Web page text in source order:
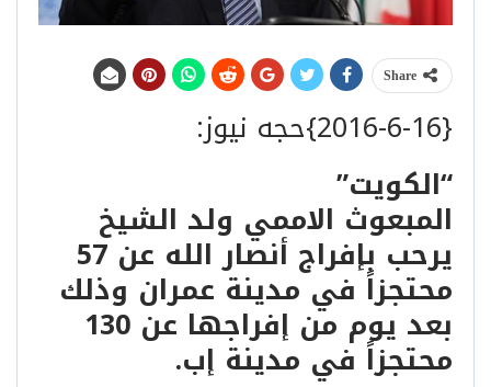
Share
{2016-6-16}حجه نيوز:
“الكويت”
المبعوث الاممي ولد الشيخ
يرحب بإفراج أنصار الله عن 57
محتجزاً في مدينة عمران وذلك
بعد يوم من إفراجها عن 130
محتجزاً في مدينة إب.